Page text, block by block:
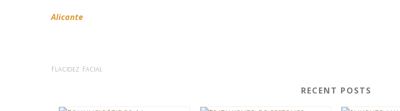
Alicante
Flacidez Facial
RECENT POSTS